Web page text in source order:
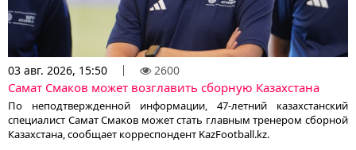
03 авг. 2026, 15:50 2600
Самат Смаков может возглавить сборную Казахстана
По неподтвержденной информации, 47-летний казахстанский
специалист Самат Смаков может стать главным тренером сборной
Казахстана, сообщает корреспондент KazFootball.kz.